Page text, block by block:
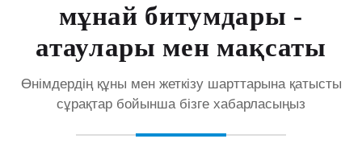
мұнай битумдары -
атаулары мен мақсаты
Өнімдердің құны мен жеткізу шарттарына қатысты
сұрақтар бойынша бізге хабарласыңыз